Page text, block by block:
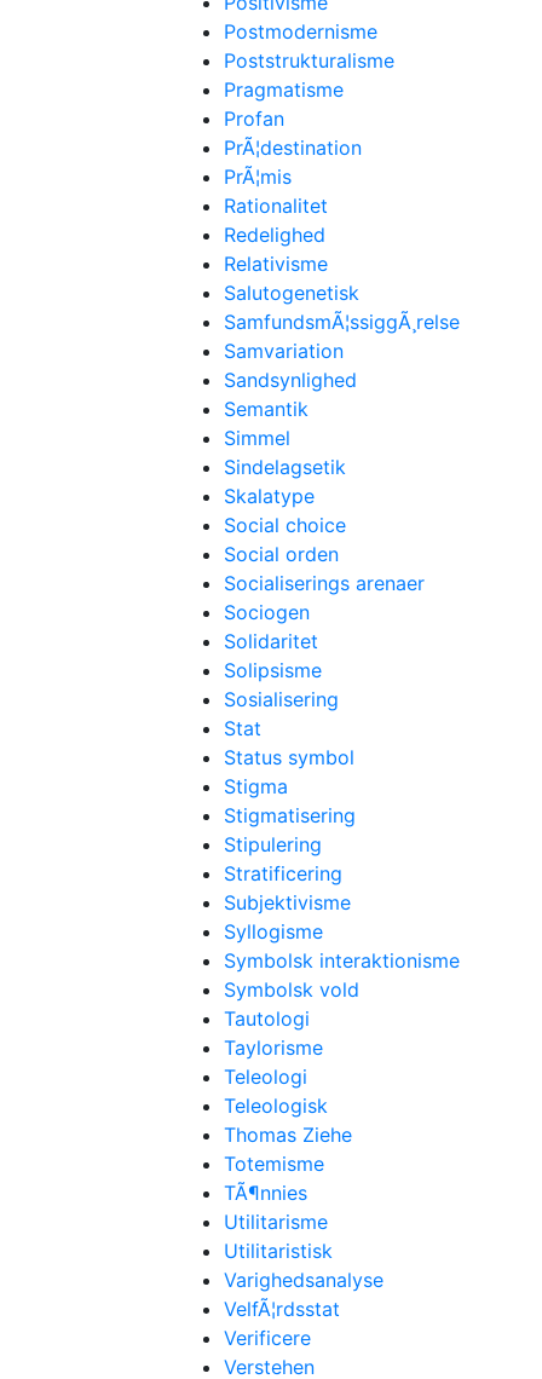
Postmodernisme
Poststrukturalisme
Pragmatisme
Profan
PrÃ¦destination
PrÃ¦mis
Rationalitet
Redelighed
Relativisme
Salutogenetisk
SamfundsmÃ¦ssiggÃ¸relse
Samvariation
Sandsynlighed
Semantik
Simmel
Sindelagsetik
Skalatype
Social choice
Social orden
Socialiserings arenaer
Sociogen
Solidaritet
Solipsisme
Sosialisering
Stat
Status symbol
Stigma
Stigmatisering
Stipulering
Stratificering
Subjektivisme
Syllogisme
Symbolsk interaktionisme
Symbolsk vold
Tautologi
Taylorisme
Teleologi
Teleologisk
Thomas Ziehe
Totemisme
TÃ¶nnies
Utilitarisme
Utilitaristisk
Varighedsanalyse
VelfÃ¦rdsstat
Verificere
Verstehen